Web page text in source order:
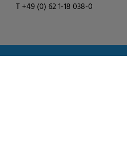
T +49 (0) 62 1-18 038-0